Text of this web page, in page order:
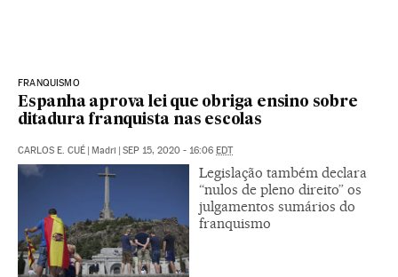
FRANQUISMO
Espanha aprova lei que obriga ensino sobre
ditadura franquista nas escolas
CARLOS E. CUÉ Madri SEP 15, 2020 - 16:06 EDT
Legislação também declara
“nulos de pleno direito” os
julgamentos sumários do
franquismo